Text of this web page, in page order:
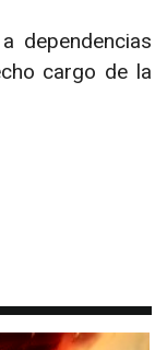
dependencias
cargo de la